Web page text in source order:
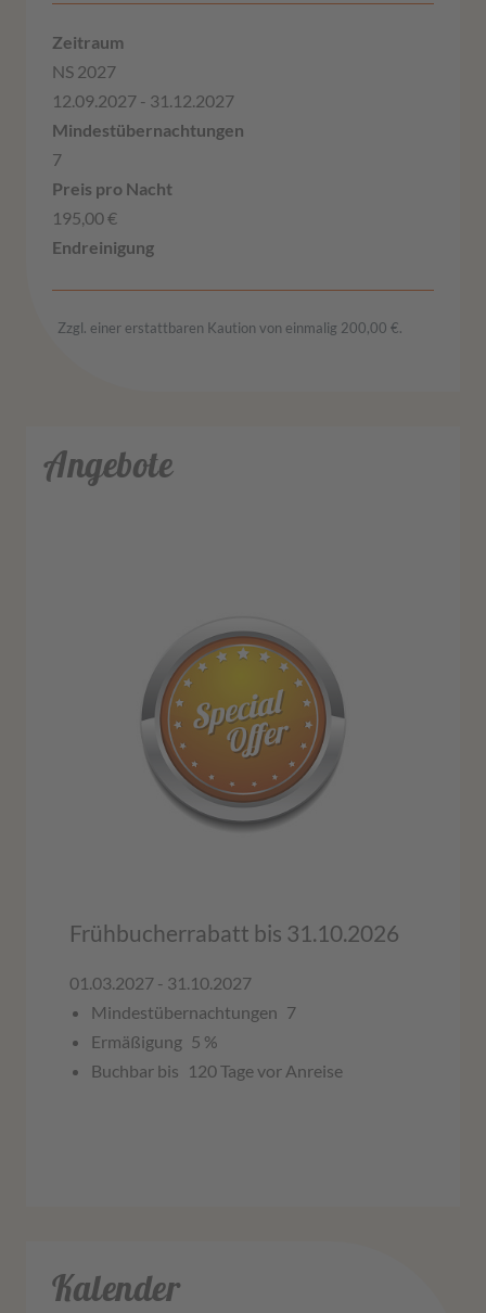
NS 2027
12.09.2027 - 31.12.2027
7
195,00 €
Zzgl. einer erstattbaren Kaution von einmalig 200,00 €.
Angebote
Frühbucherrabatt bis 31.10.2026
01.03.2027 - 31.10.2027
Mindestübernachtungen 7
Ermäßigung 5 %
Buchbar bis 120 Tage vor Anreise
Kalender